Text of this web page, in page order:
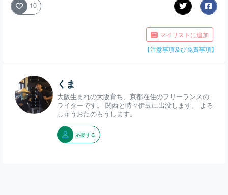
10
マイリストに追加
【注意事項及び免責事項】
くま
大阪生まれの大阪育ち、京都在住のフリーランスの
ライターです。 関西と時々伊豆に出没します。 よろ
しゅうおたのもうします。
応援する